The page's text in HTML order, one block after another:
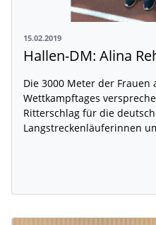
15.02.2019
Die 3000 Meter der Frauen
Wettkampftages
Ritterschlag für die
Langstreckenläuferinnen